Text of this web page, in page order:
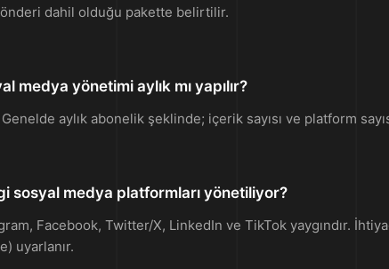
dahil olduğu pakette belirtilir.
medya yönetimi aylık mı yapılır?
Genelde aylık abonelik şeklinde; içerik sayısı ve platform
sosyal medya platformları yönetiliyor?
Facebook, Twitter/X, LinkedIn ve TikTok yaygındır.
uyarlanır.